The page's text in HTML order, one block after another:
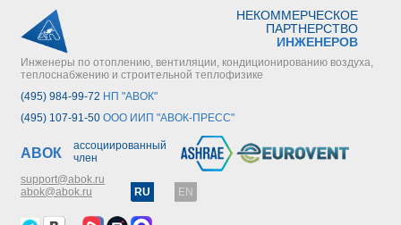
НЕКОММЕРЧЕСКОЕ
ПАРТНЕРСТВО
ИНЖЕНЕРОВ
Инженеры по отоплению, вентиляции, кондиционированию воздуха,
теплоснабжению и строительной теплофизике
(495) 984-99-72 НП "АВОК"
(495) 107-91-50 ООО ИИП "АВОК-ПРЕСС"
АВОК
ассоциированный
член
support@abok.ru
abok@abok.ru
RU EN